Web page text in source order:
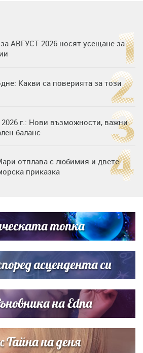
АВГУСТ 2026 носят усещане за
Какви са поверията за този
г.: Нови възможности, важни
баланс
отплава с любимия и двете
приказка
любимо място
вдигна сватба, Стоичков и
с песен
топка
асцендента си
на Edna
на деня